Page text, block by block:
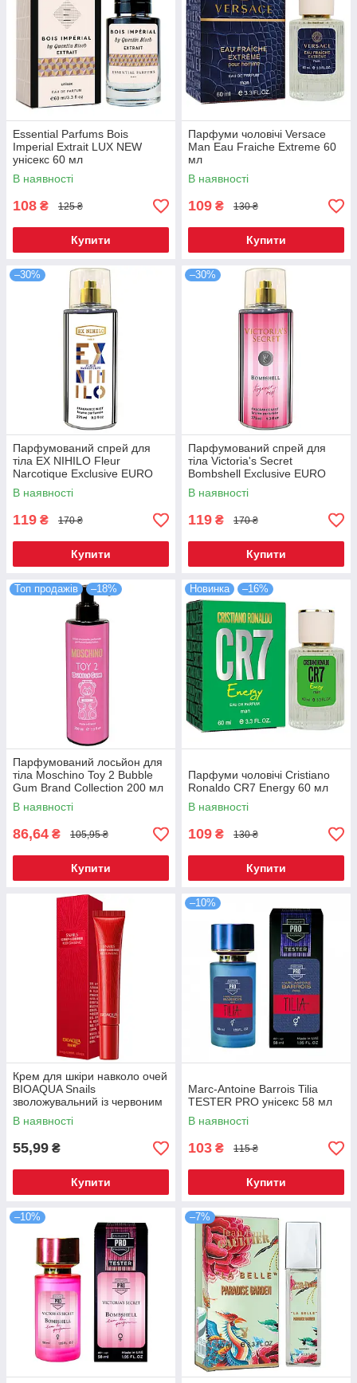
Essential Parfums Bois
Imperial Extrait LUX NEW
унісекс 60 мл
В наявності
108 ₴ 125 ₴
Купити
Парфуми чоловічі Versace
Man Eau Fraiche Extreme 60
мл
В наявності
109 ₴ 130 ₴
Купити
–30%
Парфумований спрей для
тіла EX NIHILO Fleur
Narcotique Exclusive EURO
275 мл
В наявності
119 ₴ 170 ₴
Купити
–30%
Парфумований спрей для
тіла Victoria's Secret
Bombshell Exclusive EURO
275 мл
В наявності
119 ₴ 170 ₴
Купити
Топ продажів –18%
Парфумований лосьйон для
тіла Moschino Toy 2 Bubble
Gum Brand Collection 200 мл
В наявності
86,64 ₴ 105,95 ₴
Купити
Новинка –16%
Парфуми чоловічі Cristiano
Ronaldo CR7 Energy 60 мл
В наявності
109 ₴ 130 ₴
Купити
Крем для шкіри навколо очей
BIOAQUA Snails
зволожувальний із червоним
женьшенем 20 г
В наявності
55,99 ₴
Купити
–10%
Marc-Antoine Barrois Tilia
ТESTER PRO унісекс 58 мл
В наявності
103 ₴ 115 ₴
Купити
–10% –7%